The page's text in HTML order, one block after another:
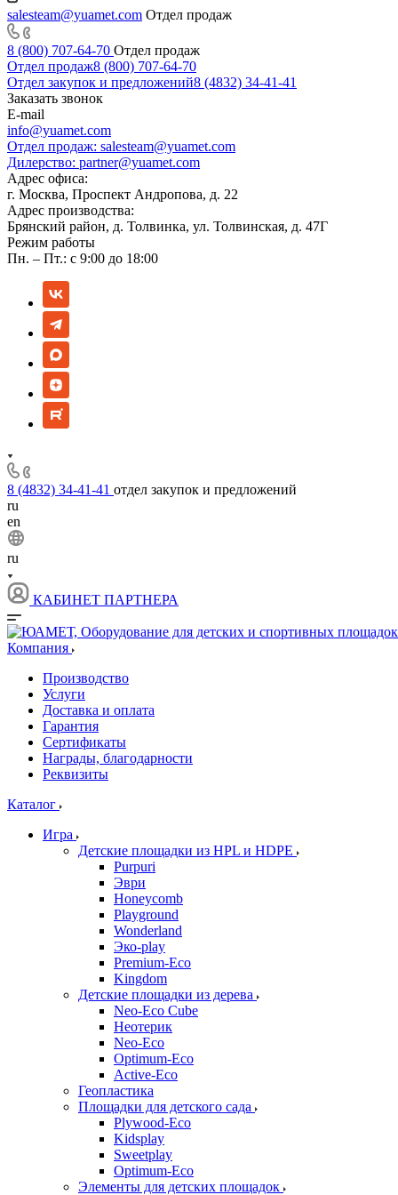
salesteam@yuamet.com Отдел продаж
8 (800) 707-64-70 Отдел продаж
Отдел продаж8 (800) 707-64-70
Отдел закупок и предложений8 (4832) 34-41-41
Заказать звонок
E-mail
info@yuamet.com
Отдел продаж: salesteam@yuamet.com
Дилерство: partner@yuamet.com
Адрес офиса:
г. Москва, Проспект Андропова, д. 22
Адрес производства:
Брянский район, д. Толвинка, ул. Толвинская, д. 47Г
Режим работы
Пн. – Пт.: с 9:00 до 18:00
8 (4832) 34-41-41 отдел закупок и предложений
ru
en
ru
КАБИНЕТ ПАРТНЕРА
Компания
Производство
Услуги
Доставка и оплата
Гарантия
Сертификаты
Награды, благодарности
Реквизиты
Каталог
Игра
Детские площадки из HPL и HDPE
Purpuri
Эври
Honeycomb
Playground
Wonderland
Эко-play
Premium-Eco
Kingdom
Детские площадки из дерева
Neo-Eco Cube
Неотерик
Neo-Eco
Оptimum-Еco
Active-Eco
Геопластика
Площадки для детского сада
Plywood-Eco
Kidsplay
Sweetplay
Оptimum-Еco
Элементы для детских площадок